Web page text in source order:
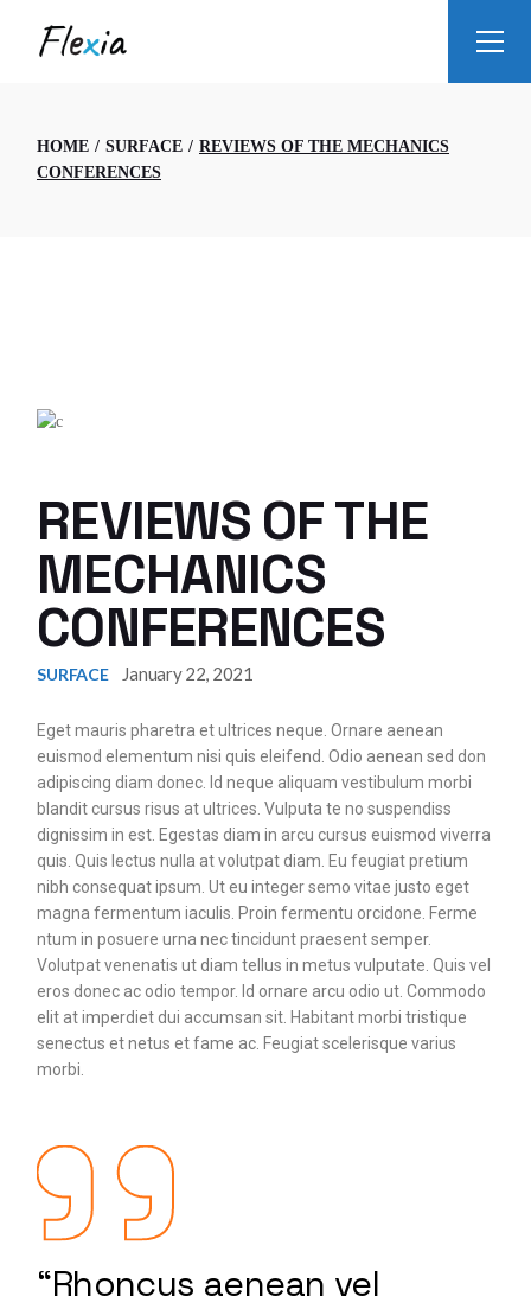
HOME SURFACE
REVIEWS OF THE MECHANICS
CONFERENCES
REVIEWS OF THE
MECHANICS
CONFERENCES
SURFACE January 22, 2021
Eget mauris pharetra et ultrices neque. Ornare aenean
euismod elementum nisi quis eleifend. Odio aenean sed don
adipiscing diam donec. Id neque aliquam vestibulum morbi
blandit cursus risus at ultrices. Vulputa te no suspendiss
dignissim in est. Egestas diam in arcu cursus euismod viverra
quis. Quis lectus nulla at volutpat diam. Eu feugiat pretium
nibh consequat ipsum. Ut eu integer semo vitae justo eget
magna fermentum iaculis. Proin fermentu orcidone. Ferme
ntum in posuere urna nec tincidunt praesent semper.
Volutpat venenatis ut diam tellus in metus vulputate. Quis vel
eros donec ac odio tempor. Id ornare arcu odio ut. Commodo
elit at imperdiet dui accumsan sit. Habitant morbi tristique
senectus et netus et fame ac. Feugiat scelerisque varius
morbi.
“Rhoncus aenean vel